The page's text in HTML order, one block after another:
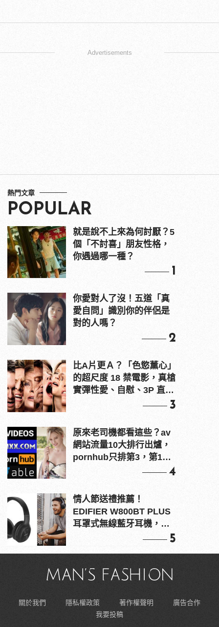
Advertisements
熱門文章
POPULAR
就是說不上來為何討厭？5
個「不討喜」朋友性格，
你遇過哪一種？
1
你愛對人了沒！五道「真
愛自問」識別你的伴侶是
對的人嗎？
2
比A片更Ａ？「色慾薰心」
的超尺度 18 禁電影，真槍
實彈性愛、自慰、3P 直接
3
原來老司機都看這些？av
網站流量10大排行出爐，
pornhub只排第3，第1名
4
情人節送禮推薦！
EDIFIER W800BT PLUS
耳罩式無線藍牙耳機，在
5
關於我們 隱私權政策 著作權聲明
廣告合作
我要投稿